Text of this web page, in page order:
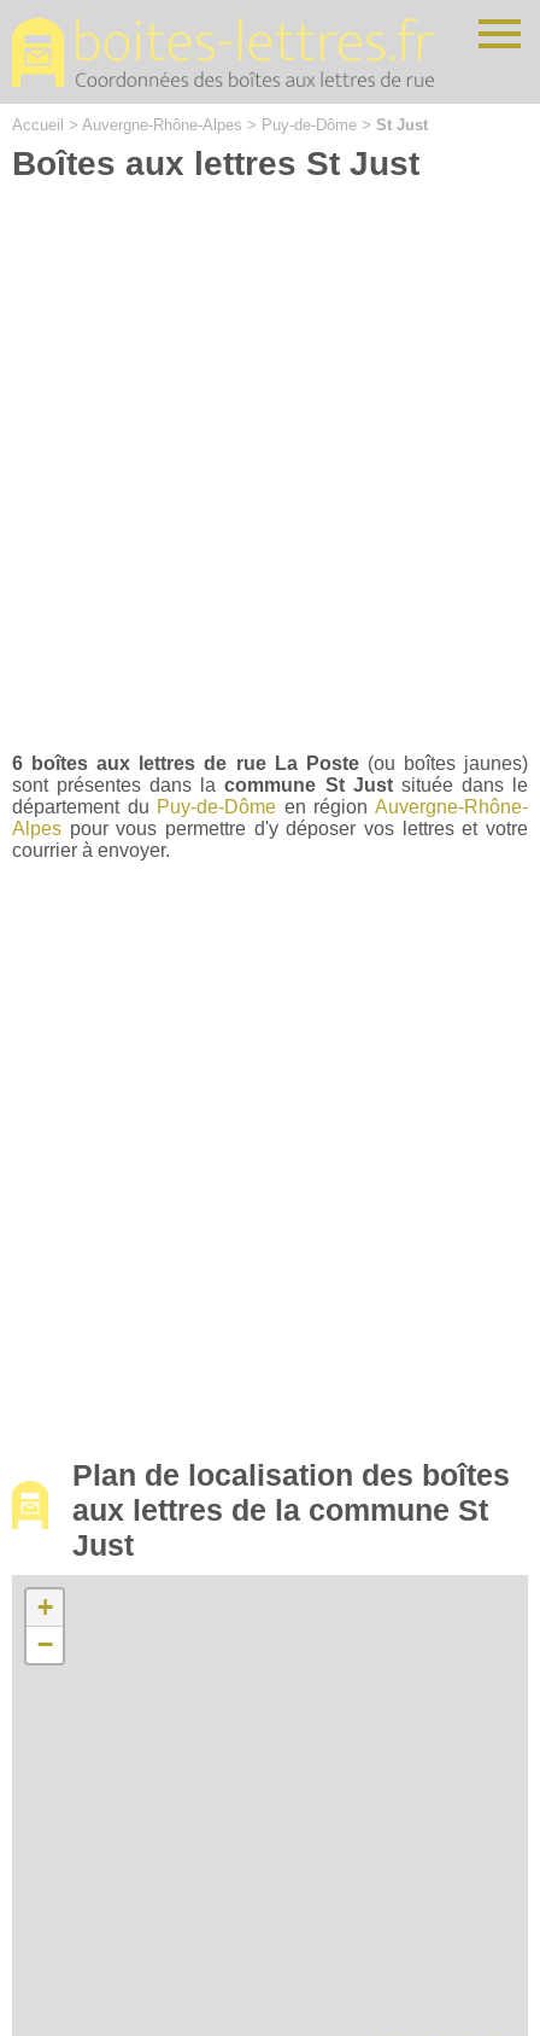
Accueil > Auvergne-Rhône-Alpes > Puy-de-Dôme > St Just
Boîtes aux lettres St Just
6 boîtes aux lettres de rue La Poste(ou boîtes jaunes)
sont présentes dans lacommune St Justsituée dans le
département du Puy-de-Dôme en régionAuvergne-Rhône-
Alpes pour vous permettre d'y déposer vos lettres et votre
courrier à envoyer.
Plan de localisation des boîtes
aux lettres de la commune St
Just
+
−